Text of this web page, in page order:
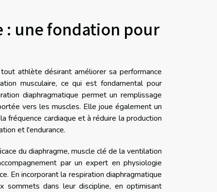
: une fondation pour
athlète désirant améliorer sa performance
musculaire, ce qui est fondamental pour
diaphragmatique permet un remplissage
vers les muscles. Elle joue également un
fréquence cardiaque et à réduire la production
et l'endurance.
du diaphragme, muscle clé de la ventilation
par un expert en physiologie
En incorporant la respiration diaphragmatique
sommets dans leur discipline, en optimisant